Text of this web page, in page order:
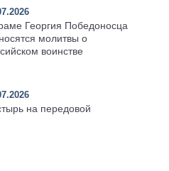
Георгия Победоносца
молитвы о
воинстве
на передовой